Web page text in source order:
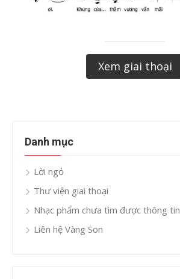
Xem giai thoại
Danh mục
Lời ngỏ
Thư viện giai thoại
Nhạc phẩm chưa tìm được thông tin
Liên hệ Vàng Son